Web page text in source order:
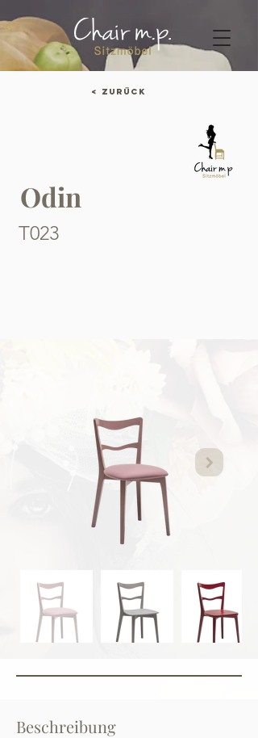
< Zurück
Odin
T023
Beschreibung